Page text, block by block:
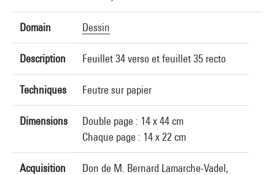
Domain Dessin
Description Feuillet 34 verso et feuillet 35 recto
Techniques Feutre sur papier
Dimensions
Double page : 14 x 44 cm
Chaque page : 14 x 22 cm
Acquisition
Don de M. Bernard Lamarche-Vadel,